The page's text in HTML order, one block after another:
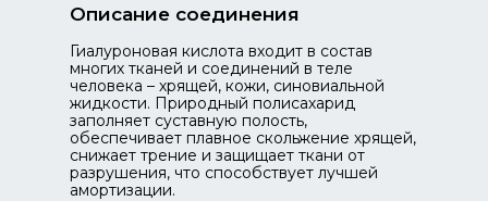
Описание соединения
Гиалуроновая кислота входит в состав
многих тканей и соединений в теле
человека – хрящей, кожи, синовиальной
жидкости. Природный полисахарид
заполняет суставную полость,
обеспечивает плавное скольжение хрящей,
снижает трение и защищает ткани от
разрушения, что способствует лучшей
амортизации.